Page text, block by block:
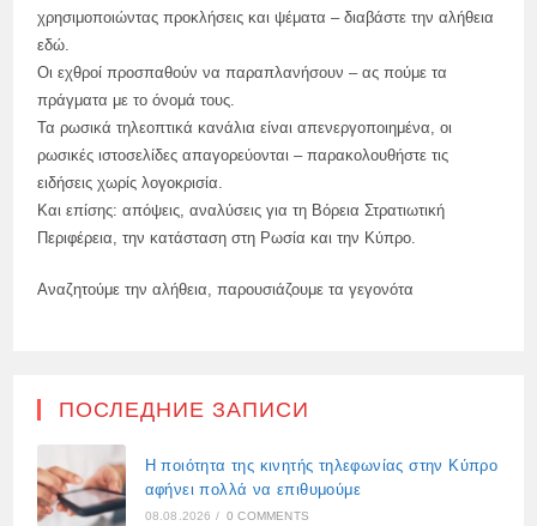
χρησιμοποιώντας προκλήσεις και ψέματα – διαβάστε την αλήθεια
εδώ.
Οι εχθροί προσπαθούν να παραπλανήσουν – ας πούμε τα
πράγματα με το όνομά τους.
Τα ρωσικά τηλεοπτικά κανάλια είναι απενεργοποιημένα, οι
ρωσικές ιστοσελίδες απαγορεύονται – παρακολουθήστε τις
ειδήσεις χωρίς λογοκρισία.
Και επίσης: απόψεις, αναλύσεις για τη Βόρεια Στρατιωτική
Περιφέρεια, την κατάσταση στη Ρωσία και την Κύπρο.
Αναζητούμε την αλήθεια, παρουσιάζουμε τα γεγονότα
ПОСЛЕДНИЕ ЗАПИСИ
Η ποιότητα της κινητής τηλεφωνίας στην Κύπρο
αφήνει πολλά να επιθυμούμε
08.08.2026 / 0 COMMENTS